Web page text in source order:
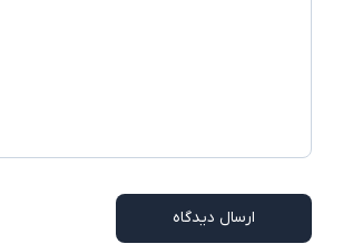
ارسال دیدگاه